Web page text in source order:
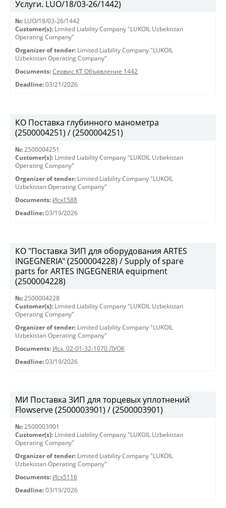
Услуги. LUO/18/03-26/1442)
№: LUO/18/03-26/1442
Customer(s): Limited Liability Company "LUKOIL Uzbekistan
Operating Company"
Organizer of tender: Limited Liability Company "LUKOIL
Uzbekistan Operating Company"
Documents: Сервис КТ Объявление 1442
Deadline: 03/21/2026
КО Поставка глубинного манометра
(2500004251) / (2500004251)
№: 2500004251
Customer(s): Limited Liability Company "LUKOIL Uzbekistan
Operating Company"
Organizer of tender: Limited Liability Company "LUKOIL
Uzbekistan Operating Company"
Documents: Исх1588
Deadline: 03/19/2026
КО "Поставка ЗИП для оборудования ARTES
INGEGNERIA" (2500004228) / Supply of spare
parts for ARTES INGEGNERIA equipment
(2500004228)
№: 2500004228
Customer(s): Limited Liability Company "LUKOIL Uzbekistan
Operating Company"
Organizer of tender: Limited Liability Company "LUKOIL
Uzbekistan Operating Company"
Documents: Исх. 02-01-32-1070 ЛУОК
Deadline: 03/19/2026
МИ Поставка ЗИП для торцевых уплотнений
Flowserve (2500003901) / (2500003901)
№: 2500003901
Customer(s): Limited Liability Company "LUKOIL Uzbekistan
Operating Company"
Organizer of tender: Limited Liability Company "LUKOIL
Uzbekistan Operating Company"
Documents: Исх5116
Deadline: 03/19/2026